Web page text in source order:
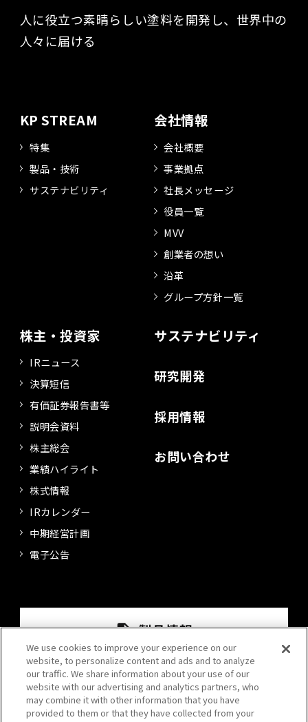
人に役立つ素晴らしい塗料を開発し、世界中の
人々に届ける​
KP STREAM
特集
製品・技術
サステナビリティ
会社情報
会社概要
事業拠点
社長メッセージ
役員一覧
MVV
創業者の想い
沿革
グループ方針一覧
株主・投資家
IRニュース
決算短信
有価証券報告書等
説明会資料
株主総会
業績ハイライト
株式情報
IRカレンダー
中期経営計画
電子公告
サステナビリティ
研究開発
採用情報
お問い合わせ
We use cookies to improve your experience on our
website, to personalize content and ads and to analyze
our traffic. We share information about your use of our
website with our advertising and analytics partners, who
may combine it with other information that you have
provided to them or that they have collected from your